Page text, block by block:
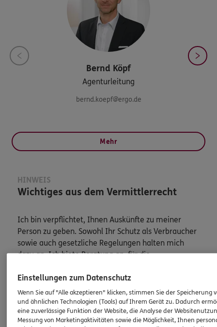
Bernd Köpf
Agenturleitung
bernd.koepf@ergo.de
Mehr
HINWEIS
Wichtiges aus dem Vermittlerrecht
Ich bin verpflichtet, Ihnen Auskünfte zu meiner
Person zu geben. Sowohl Ihr Schutz als Verbraucher
sowie auch gesetzliche Regelungen halten mich
dazu an. Ich biete Beratung an, für die
ferner sonstige Zuwendungen.
Mehr Informationen
Einstellungen zum Datenschutz
Wenn Sie auf "Alle akzeptieren" klicken, stimmen Sie der Speicherung
und ähnlichen Technologien (Tools) auf Ihrem Gerät zu. Dadurch
eine zuverlässige Funktion der Website, die Analyse der
Messung von Marketingaktivitäten sowie die Möglichkeit, Ihnen